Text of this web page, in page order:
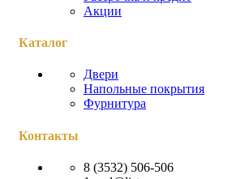
Акции
Каталог
Двери
Напольные покрытия
Фурнитура
Контакты
8 (3532) 506-506